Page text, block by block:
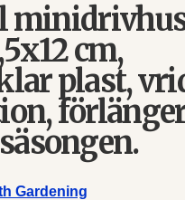
cm,
plast,
Gardening